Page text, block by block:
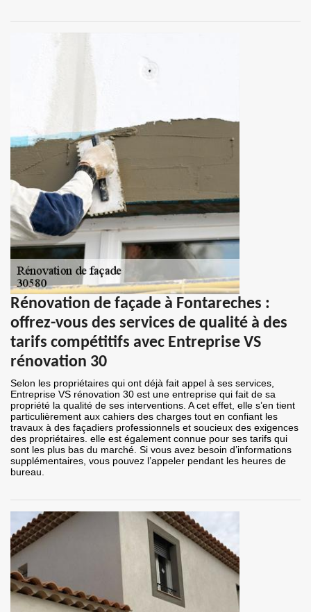
Rénovation de façade à Fontareches :
offrez-vous des services de qualité à des
tarifs compétitifs avec Entreprise VS
rénovation 30
Selon les propriétaires qui ont déjà fait appel à ses services,
Entreprise VS rénovation 30 est une entreprise qui fait de sa
propriété la qualité de ses interventions. A cet effet, elle s’en tient
particulièrement aux cahiers des charges tout en confiant les
travaux à des façadiers professionnels et soucieux des exigences
des propriétaires. elle est également connue pour ses tarifs qui
sont les plus bas du marché. Si vous avez besoin d’informations
supplémentaires, vous pouvez l’appeler pendant les heures de
bureau.